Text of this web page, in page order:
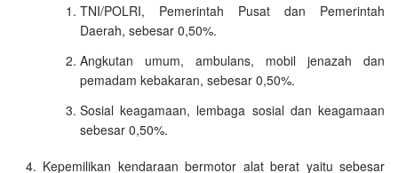
TNI/POLRI, Pemerintah Pusat dan Pemerintah
Daerah, sebesar 0,50%.
Angkutan umum, ambulans, mobil jenazah dan
pemadam kebakaran, sebesar 0,50%.
Sosial keagamaan, lembaga sosial dan keagamaan
sebesar 0,50%.
Kepemilikan kendaraan bermotor alat berat yaitu sebesar